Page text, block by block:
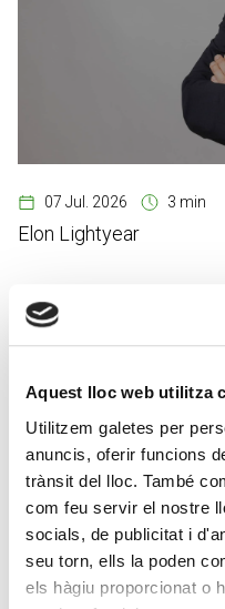
Aquest lloc web utilitza
Utilitzem galetes per
anuncis, oferir funcions
trànsit del lloc. També
com feu servir el nostre
socials, de publicitat i
seu torn, ells la poden
els hàgiu proporcionat o
07 Jul. 2026 3 min
Elon Lightyear
RESEARCH